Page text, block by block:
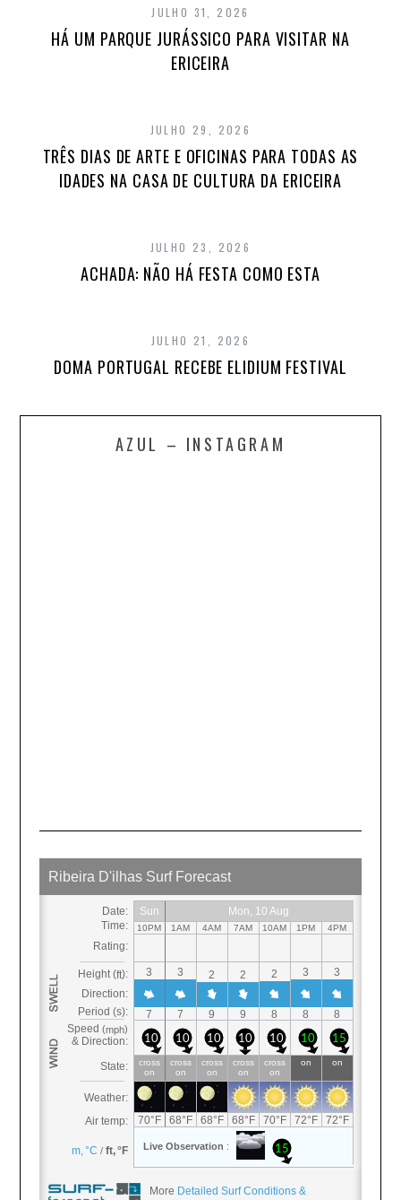
JULHO 31, 2026
HÁ UM PARQUE JURÁSSICO PARA VISITAR NA
ERICEIRA
JULHO 29, 2026
TRÊS DIAS DE ARTE E OFICINAS PARA TODAS AS
IDADES NA CASA DE CULTURA DA ERICEIRA
JULHO 23, 2026
ACHADA: NÃO HÁ FESTA COMO ESTA
JULHO 21, 2026
DOMA PORTUGAL RECEBE ELIDIUM FESTIVAL
AZUL – INSTAGRAM
More Detailed Surf Conditions &